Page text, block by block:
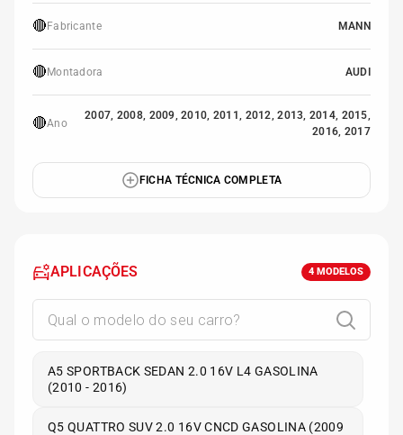
🔴 Fabricante MANN
🔴 Montadora AUDI
🔴Ano
2007, 2008, 2009, 2010, 2011, 2012, 2013, 2014, 2015,
2016, 2017
FICHA TÉCNICA COMPLETA
APLICAÇÕES 4 MODELOS
A5 SPORTBACK SEDAN 2.0 16V L4 GASOLINA
(2010 - 2016)
Q5 QUATTRO SUV 2.0 16V CNCD GASOLINA (2009